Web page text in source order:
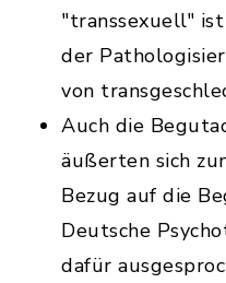
"transsexuell"
der
von
Auch die
äußerten sich
Bezug auf die
Deutsche
dafür